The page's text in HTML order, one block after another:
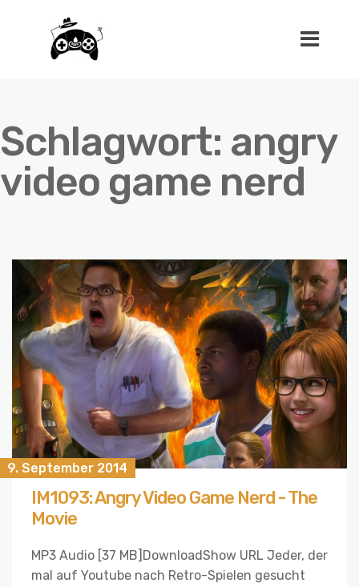
Schlagwort: angry
video game nerd
9. September 2014
IM1093: Angry Video Game Nerd - The
Movie
MP3 Audio [37 MB]DownloadShow URL Jeder, der
mal auf Youtube nach Retro-Spielen gesucht